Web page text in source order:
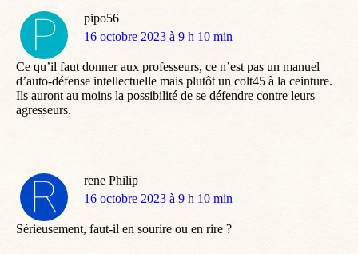
pipo56
dit
16 octobre 2023 à 9 h 10 min
Ce qu’il faut donner aux professeurs, ce n’est pas un manuel
d’auto-défense intellectuelle mais plutôt un colt45 à la ceinture.
Ils auront au moins la possibilité de se défendre contre leurs
agresseurs.
rene Philip
dit
16 octobre 2023 à 9 h 10 min
Sérieusement, faut-il en sourire ou en rire ?